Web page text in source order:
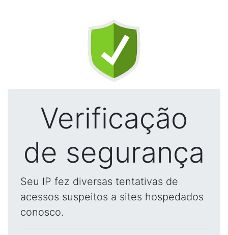
Verificação
de segurança
Seu IP fez diversas tentativas de
acessos suspeitos a sites hospedados
conosco.